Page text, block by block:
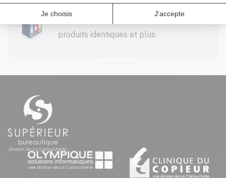
Profitez d'un rabais à l'achat de 2
produits identiques et plus.